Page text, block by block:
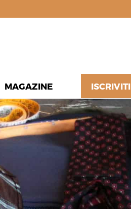
MAGAZINE ISCRIVITI